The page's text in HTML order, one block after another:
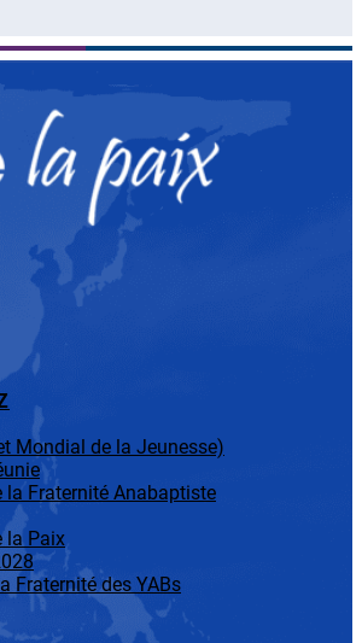
Mondial de la Jeunesse)
la Fraternité Anabaptiste
la Paix
Fraternité des YABs